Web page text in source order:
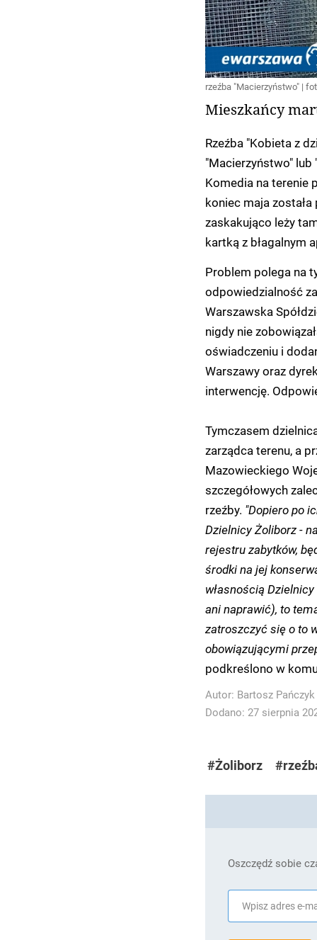
rzeźba "Macierzyństwo" |
Mieszkańcy
Rzeźba "Kobieta z
"Macierzyństwo" lub
Komedia na terenie
koniec maja
zaskakująco leży
kartką z błagalnym
Problem polega na
odpowiedzialność
Warszawska
nigdy nie
oświadczeniu i
Warszawy oraz
interwencję.
Tymczasem
zarządca terenu, a
Mazowieckiego
szczegółowych
rzeźby. "Dopiero po
Dzielnicy Żoliborz -
rejestru zabytków,
środki na jej
własnością
ani naprawić), to
zatroszczyć się o to
obowiązującymi
podkreślono w
Autor: Bartosz Pańczyk
Dodano: 27 sierpnia
#Żoliborz
Oszczędź sobie